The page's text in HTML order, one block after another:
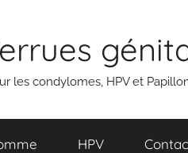
les condylomes, HPV et
HPV